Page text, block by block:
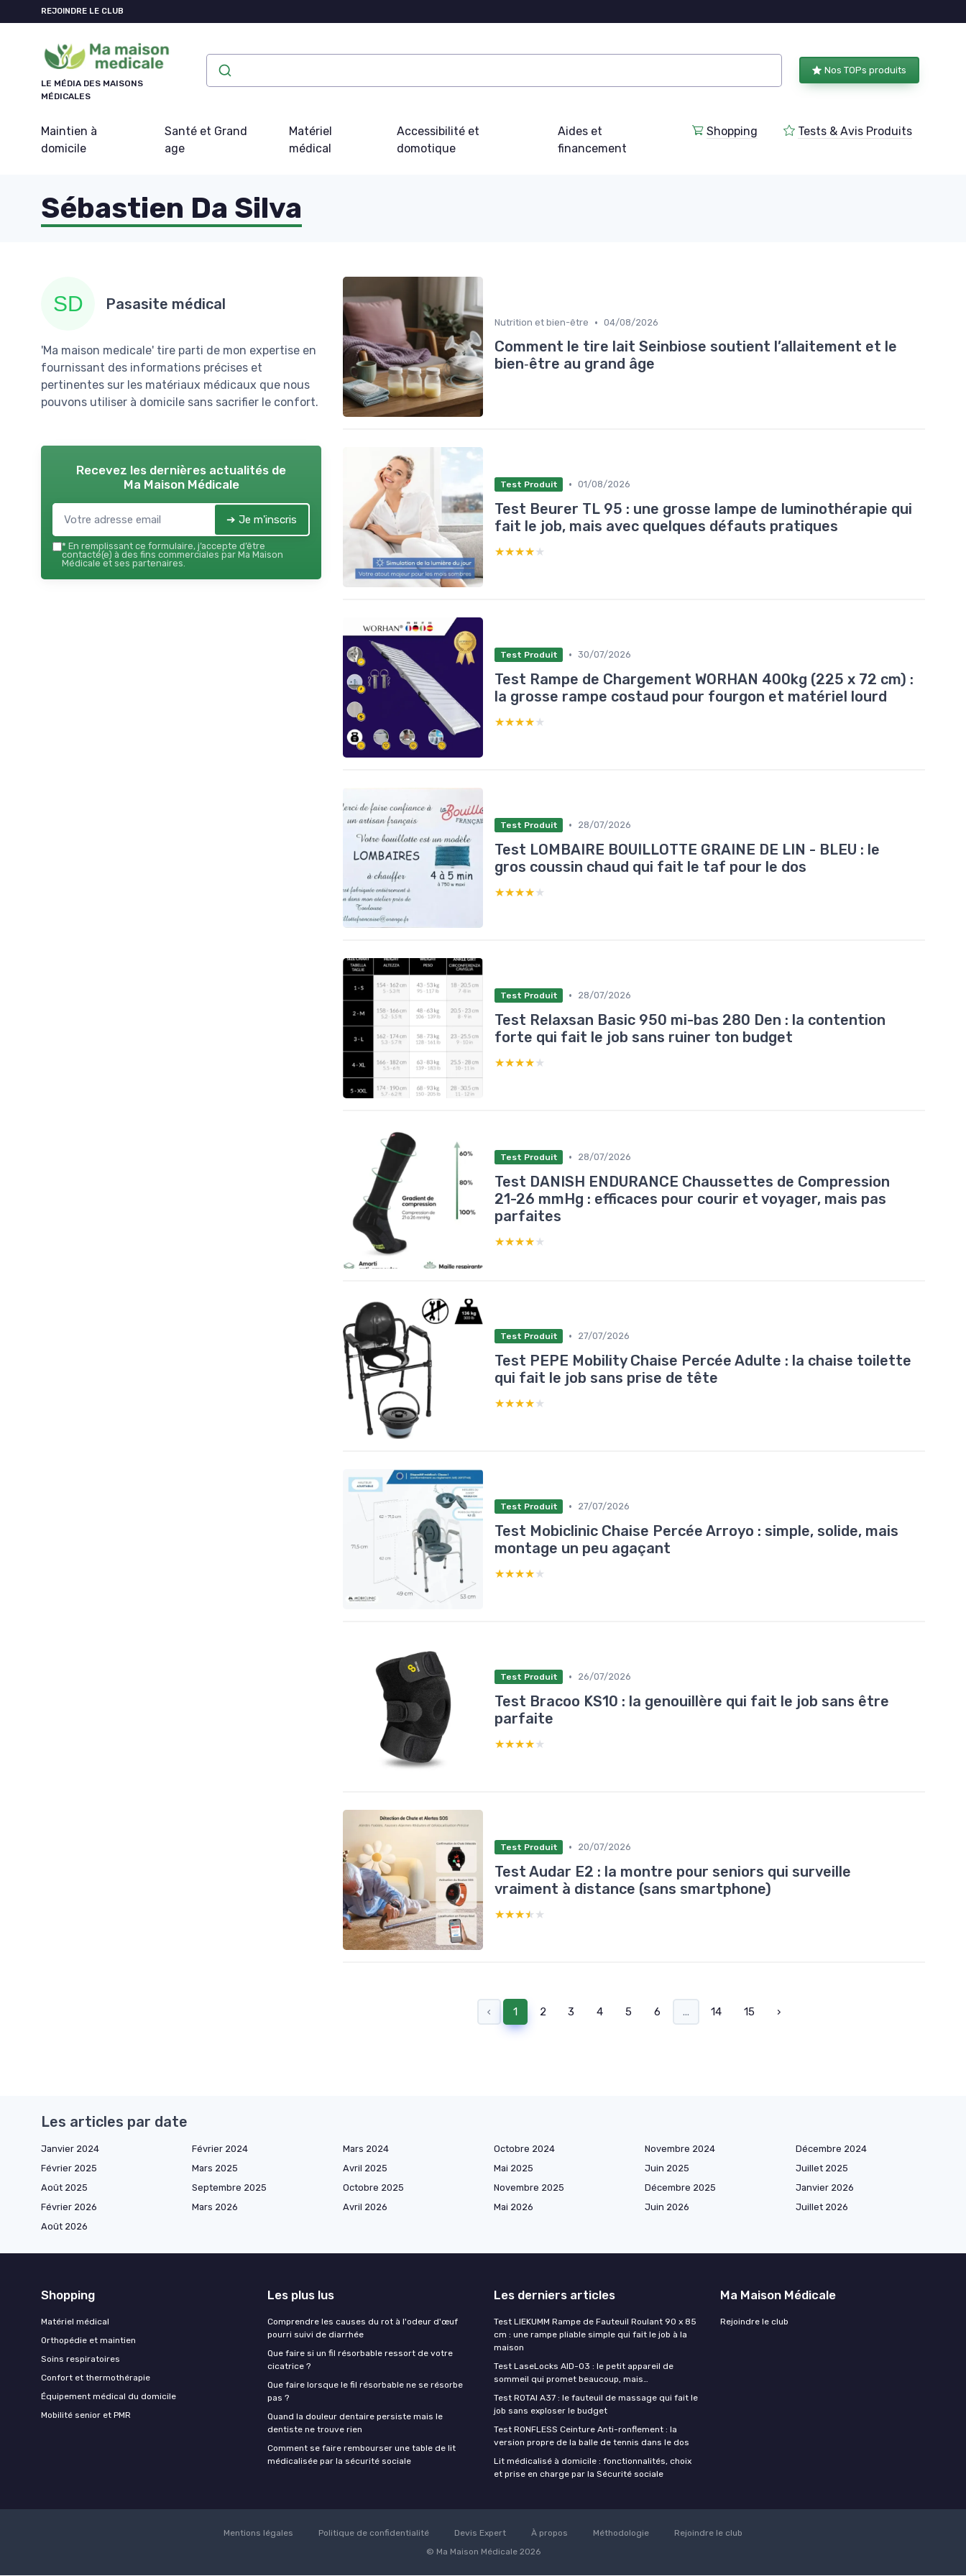
REJOINDRE LE CLUB
LE MÉDIA DES MAISONS
MÉDICALES
Nos TOPs produits
Maintien à
domicile
Santé et Grand
age
Matériel
médical
Accessibilité et
domotique
Aides et
financement
Shopping Tests & Avis Produits
Sébastien Da Silva
Pasasite médical
'Ma maison medicale' tire parti de mon expertise en
fournissant des informations précises et
pertinentes sur les matériaux médicaux que nous
pouvons utiliser à domicile sans sacrifier le confort.
Recevez les dernières actualités de
Ma Maison Médicale
➔ Je m'inscris
* En remplissant ce formulaire, j’accepte d’être
contacté(e) à des fins commerciales par Ma Maison
Médicale et ses partenaires.
Nutrition et bien-être • 04/08/2026
Comment le tire lait Seinbiose soutient l’allaitement et le
bien‑être au grand âge
Test Produit • 01/08/2026
Test Beurer TL 95 : une grosse lampe de luminothérapie qui
fait le job, mais avec quelques défauts pratiques
★★★★★
★★★★★
Test Produit • 30/07/2026
Test Rampe de Chargement WORHAN 400kg (225 x 72 cm) :
la grosse rampe costaud pour fourgon et matériel lourd
★★★★★
★★★★★
Test Produit • 28/07/2026
Test LOMBAIRE BOUILLOTTE GRAINE DE LIN - BLEU : le
gros coussin chaud qui fait le taf pour le dos
★★★★★
★★★★★
Test Produit • 28/07/2026
Test Relaxsan Basic 950 mi-bas 280 Den : la contention
forte qui fait le job sans ruiner ton budget
★★★★★
★★★★★
Test Produit • 28/07/2026
Test DANISH ENDURANCE Chaussettes de Compression
21-26 mmHg : efficaces pour courir et voyager, mais pas
parfaites
★★★★★
★★★★★
Test Produit • 27/07/2026
Test PEPE Mobility Chaise Percée Adulte : la chaise toilette
qui fait le job sans prise de tête
★★★★★
★★★★★
Test Produit • 27/07/2026
Test Mobiclinic Chaise Percée Arroyo : simple, solide, mais
montage un peu agaçant
★★★★★
★★★★★
Test Produit • 26/07/2026
Test Bracoo KS10 : la genouillère qui fait le job sans être
parfaite
★★★★★
★★★★★
Test Produit • 20/07/2026
Test Audar E2 : la montre pour seniors qui surveille
vraiment à distance (sans smartphone)
★★★★★
★★★★★
‹ 1 2 3 4 5 6 ... 14 15 ›
Les articles par date
Janvier 2024 Février 2024 Mars 2024 Octobre 2024 Novembre 2024
Décembre 2024
Février 2025
Mars 2025 Avril 2025 Mai 2025 Juin 2025
Juillet 2025
Août 2025
Septembre 2025 Octobre 2025 Novembre 2025 Décembre 2025
Janvier 2026
Février 2026
Mars 2026 Avril 2026 Mai 2026 Juin 2026
Juillet 2026
Août 2026
Shopping
Matériel médical
Orthopédie et maintien
Soins respiratoires
Confort et thermothérapie
Équipement médical du domicile
Mobilité senior et PMR
Les plus lus
Comprendre les causes du rot à l'odeur d'œuf
pourri suivi de diarrhée
Que faire si un fil résorbable ressort de votre
cicatrice ?
Que faire lorsque le fil résorbable ne se résorbe
pas ?
Quand la douleur dentaire persiste mais le
dentiste ne trouve rien
Comment se faire rembourser une table de lit
médicalisée par la sécurité sociale
Les derniers articles
Test LIEKUMM Rampe de Fauteuil Roulant 90 x 85
cm : une rampe pliable simple qui fait le job à la
maison
Test LaseLocks AID-03 : le petit appareil de
sommeil qui promet beaucoup, mais…
Test ROTAI A37 : le fauteuil de massage qui fait le
job sans exploser le budget
Test RONFLESS Ceinture Anti-ronflement : la
version propre de la balle de tennis dans le dos
Lit médicalisé à domicile : fonctionnalités, choix
et prise en charge par la Sécurité sociale
Ma Maison Médicale
Rejoindre le club
Mentions légales Politique de confidentialité Devis Expert À propos Méthodologie
Rejoindre le club
© Ma Maison Médicale 2026
Panneau de gestion des cookies